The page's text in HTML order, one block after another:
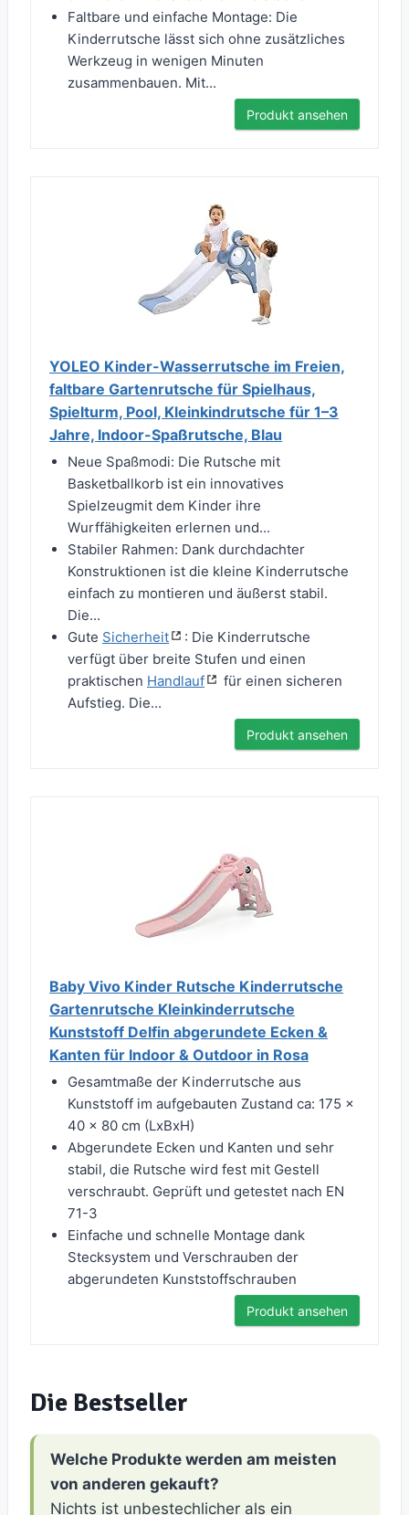
Faltbare und einfache Montage: Die
Kinderrutsche lässt sich ohne zusätzliches
Werkzeug in wenigen Minuten
zusammenbauen. Mit...
Produkt ansehen
YOLEO Kinder-Wasserrutsche im Freien,
faltbare Gartenrutsche für Spielhaus,
Spielturm, Pool, Kleinkindrutsche für 1–3
Jahre, Indoor-Spaßrutsche, Blau
Neue Spaßmodi: Die Rutsche mit
Basketballkorb ist ein innovatives
Spielzeugmit dem Kinder ihre
Wurffähigkeiten erlernen und...
Stabiler Rahmen: Dank durchdachter
Konstruktionen ist die kleine Kinderrutsche
einfach zu montieren und äußerst stabil.
Die...
Gute Sicherheit
: Die Kinderrutsche
verfügt über breite Stufen und einen
praktischen Handlauf
für einen sicheren
Aufstieg. Die...
Produkt ansehen
Baby Vivo Kinder Rutsche Kinderrutsche
Gartenrutsche Kleinkinderrutsche
Kunststoff Delfin abgerundete Ecken &
Kanten für Indoor & Outdoor in Rosa
Gesamtmaße der Kinderrutsche aus
Kunststoff im aufgebauten Zustand ca: 175 x
40 x 80 cm (LxBxH)
Abgerundete Ecken und Kanten und sehr
stabil, die Rutsche wird fest mit Gestell
verschraubt. Geprüft und getestet nach EN
71-3
Einfache und schnelle Montage dank
Stecksystem und Verschrauben der
abgerundeten Kunststoffschrauben
Produkt ansehen
Die Bestseller
Welche Produkte werden am meisten
von anderen gekauft?
Nichts ist unbestechlicher als ein